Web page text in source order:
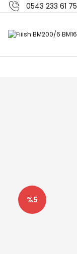
0543 233 61 75
%5